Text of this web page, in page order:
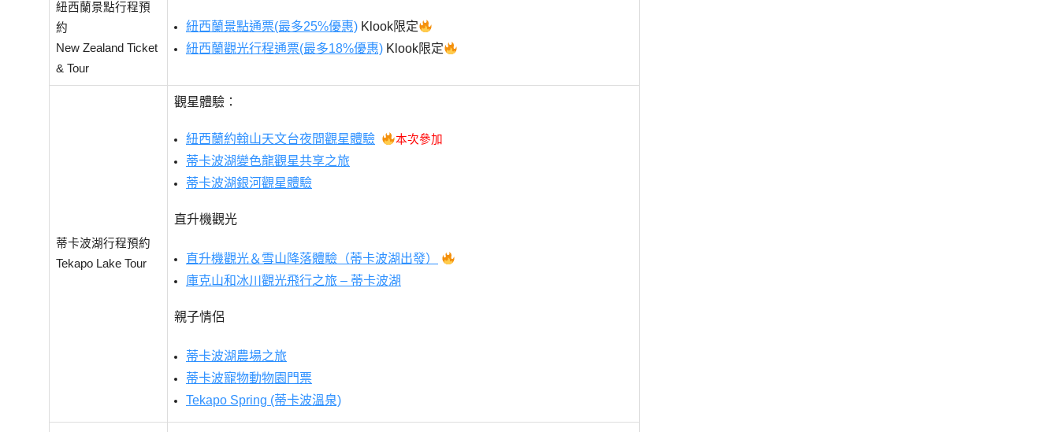
紐西蘭景點行程預
約
New Zealand Ticket
& Tour
紐西蘭景點通票(最多25%優惠) Klook限定
紐西蘭觀光行程通票(最多18%優惠) Klook限定
蒂卡波湖行程預約
Tekapo Lake Tour
觀星體驗：
紐西蘭約翰山天文台夜間觀星體驗 本次參加
蒂卡波湖變色龍觀星共享之旅
蒂卡波湖銀河觀星體驗
直升機觀光
直升機觀光＆雪山降落體驗（蒂卡波湖出發）
庫克山和冰川觀光飛行之旅 – 蒂卡波湖
親子情侶
蒂卡波湖農場之旅
蒂卡波寵物動物園門票
Tekapo Spring (蒂卡波溫泉)